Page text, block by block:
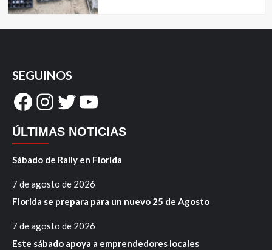
SEGUINOS
Facebook
Instagram
Twitter
YouTube
ÚLTIMAS NOTICIAS
Sábado de Rally en Florida
7 de agosto de 2026
Florida se prepara para un nuevo 25 de Agosto
7 de agosto de 2026
Este sábado apoya a emprendedores locales